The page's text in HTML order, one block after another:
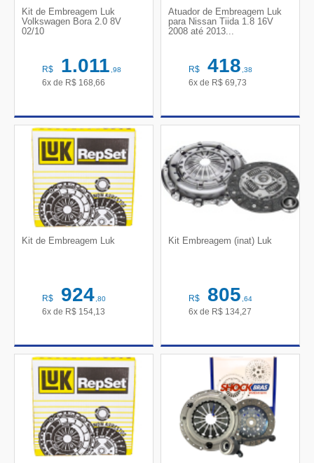
Kit de Embreagem Luk
Volkswagen Bora 2.0 8V
02/10
R$ 1.011,98
6x de R$ 168,66
Atuador de Embreagem Luk
para Nissan Tiida 1.8 16V
2008 até 2013...
R$ 418,38
6x de R$ 69,73
Kit de Embreagem Luk
R$ 924,80
6x de R$ 154,13
Kit Embreagem (inat) Luk
R$ 805,64
6x de R$ 134,27